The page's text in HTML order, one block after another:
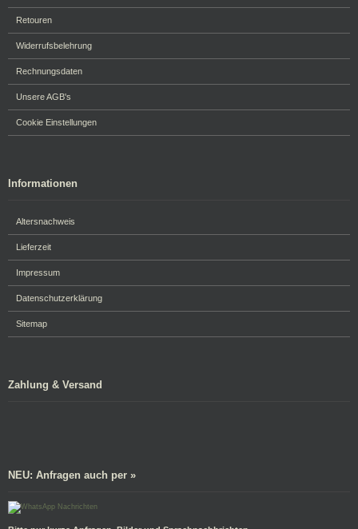
Retouren
Widerrufsbelehrung
Rechnungsdaten
Unsere AGB's
Cookie Einstellungen
Informationen
Altersnachweis
Lieferzeit
Impressum
Datenschutzerklärung
Sitemap
Zahlung & Versand
NEU: Anfragen auch per »